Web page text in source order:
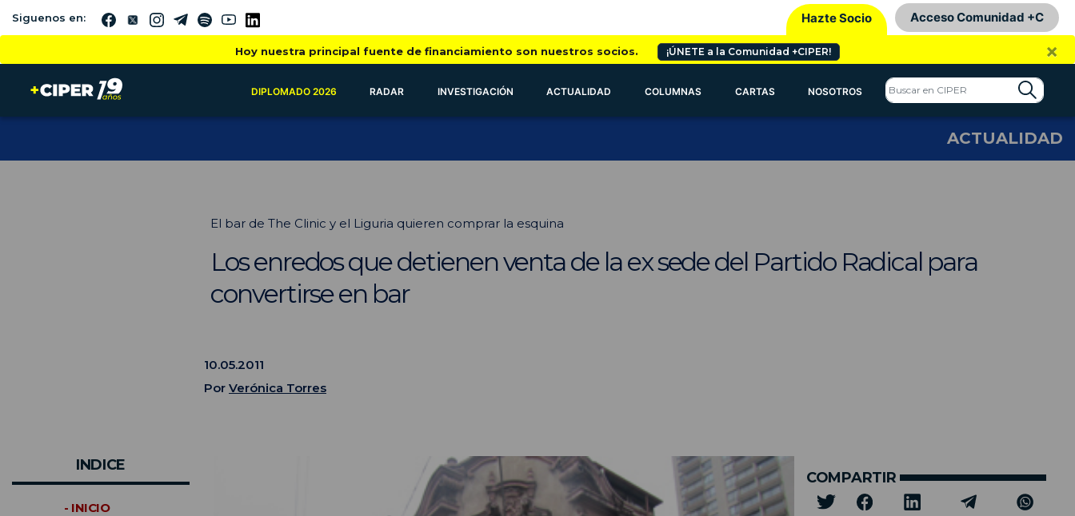
Siguenos en: Hazte Socio Acceso Comunidad +C
Hoy nuestra principal fuente de financiamiento son nuestros socios. ¡ÚNETE a la Comunidad +CIPER! ×
DIPLOMADO 2026 RADAR INVESTIGACIÓN ACTUALIDAD COLUMNAS CARTAS NOSOTROS
ACTUALIDAD
El bar de The Clinic y el Liguria quieren comprar la esquina
Los enredos que detienen venta de la ex sede del Partido Radical para
convertirse en bar
10.05.2011
Por Verónica Torres
INDICE
- INICIO
COMPARTIR